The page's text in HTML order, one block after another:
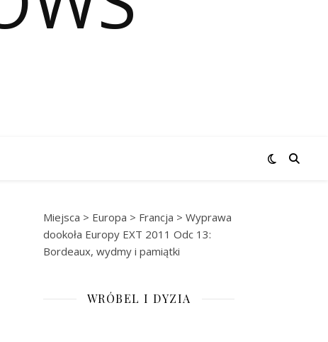
Miejsca > Europa > Francja > Wyprawa
dookoła Europy EXT 2011 Odc 13:
Bordeaux, wydmy i pamiątki
WRÓBEL I DYZIA